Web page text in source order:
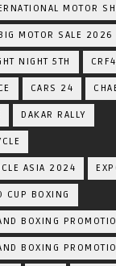
MOTOR
MOTOR SALE 2026
NIGHT 5TH
CARS 24
DAKAR RALLY
ASIA 2024
CUP BOXING
BOXING
BOXING